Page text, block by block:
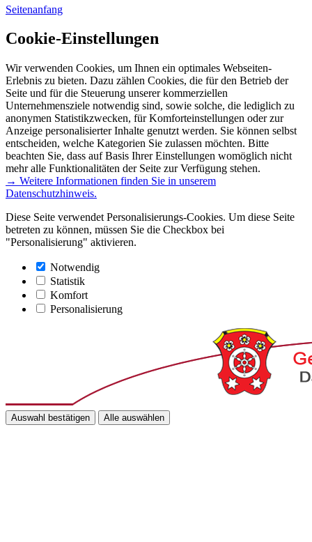
Seitenanfang
Cookie-Einstellungen
Wir verwenden Cookies, um Ihnen ein optimales Webseiten-
Erlebnis zu bieten. Dazu zählen Cookies, die für den Betrieb der
Seite und für die Steuerung unserer kommerziellen
Unternehmensziele notwendig sind, sowie solche, die lediglich zu
anonymen Statistikzwecken, für Komforteinstellungen oder zur
Anzeige personalisierter Inhalte genutzt werden. Sie können selbst
entscheiden, welche Kategorien Sie zulassen möchten. Bitte
beachten Sie, dass auf Basis Ihrer Einstellungen womöglich nicht
mehr alle Funktionalitäten der Seite zur Verfügung stehen.
→ Weitere Informationen finden Sie in unserem
Datenschutzhinweis.
Diese Seite verwendet Personalisierungs-Cookies. Um diese Seite
betreten zu können, müssen Sie die Checkbox bei
"Personalisierung" aktivieren.
Notwendig
Statistik
Komfort
Personalisierung
Auswahl bestätigen Alle auswählen